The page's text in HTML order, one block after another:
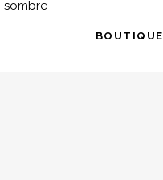
BOUTIQUE